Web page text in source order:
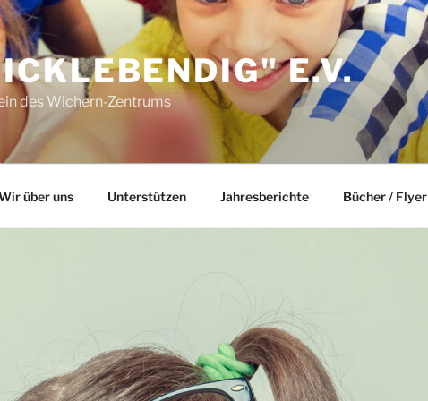
E.V.
des Wichern-Zentrums
über uns Unterstützen Jahresberichte Bücher / Flyer